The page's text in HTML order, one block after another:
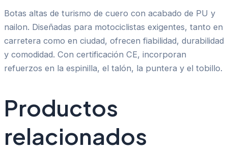
Botas altas de turismo de cuero con acabado de PU y
nailon. Diseñadas para motociclistas exigentes, tanto en
carretera como en ciudad, ofrecen fiabilidad, durabilidad
y comodidad. Con certificación CE, incorporan
refuerzos en la espinilla, el talón, la puntera y el tobillo.
Productos
relacionados